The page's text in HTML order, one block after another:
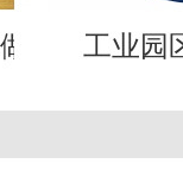
工业园